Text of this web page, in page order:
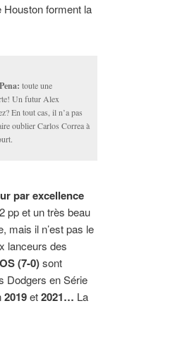
Houston forment la
toute une
Un futur Alex
En tout cas, il n’a pas
oublier Carlos Correa à
par excellence
pp et un très beau
mais il n’est pas le
lanceurs des
(7-0)sont
Dodgers en Série
2019et2021… La